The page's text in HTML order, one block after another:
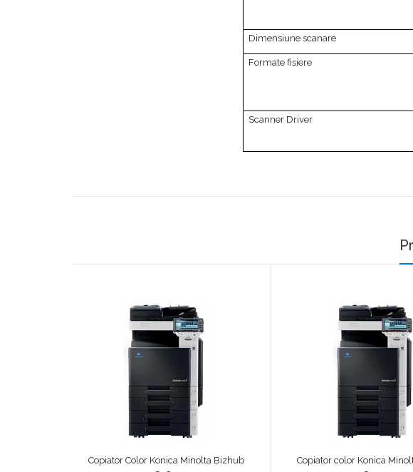
Dimensiune scanare
Formate fisiere
Scanner Driver
Copiator Color Konica Minolta Bizhub
Copiator color Konica